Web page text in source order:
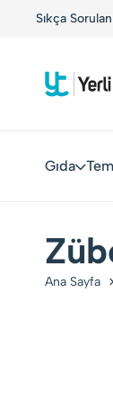
Sıkça
Gıda
Ana Sayfa